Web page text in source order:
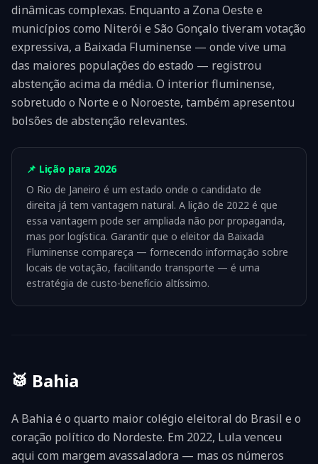
dinâmicas complexas. Enquanto a Zona Oeste e
municípios como Niterói e São Gonçalo tiveram votação
expressiva, a Baixada Fluminense — onde vive uma
das maiores populações do estado — registrou
abstenção acima da média. O interior fluminense,
sobretudo o Norte e o Noroeste, também apresentou
bolsões de abstenção relevantes.
📌 Lição para 2026
O Rio de Janeiro é um estado onde o candidato de
direita já tem vantagem natural. A lição de 2022 é que
essa vantagem pode ser ampliada não por propaganda,
mas por logística. Garantir que o eleitor da Baixada
Fluminense compareça — fornecendo informação sobre
locais de votação, facilitando transporte — é uma
estratégia de custo-benefício altíssimo.
🥁 Bahia
A Bahia é o quarto maior colégio eleitoral do Brasil e o
coração político do Nordeste. Em 2022, Lula venceu
aqui com margem avassaladora — mas os números